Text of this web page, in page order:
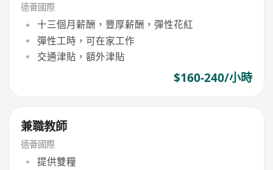
德薈國際
十三個月薪酬，豐厚薪酬，彈性花紅
彈性工時，可在家工作
交通津貼，額外津貼
$160-240/小時
兼職教師
德薈國際
提供雙糧